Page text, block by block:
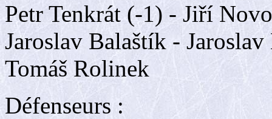
Petr Tenkrát (-1) - Jiří
Jaroslav Balaštík -
Tomáš Rolinek
Défenseurs :